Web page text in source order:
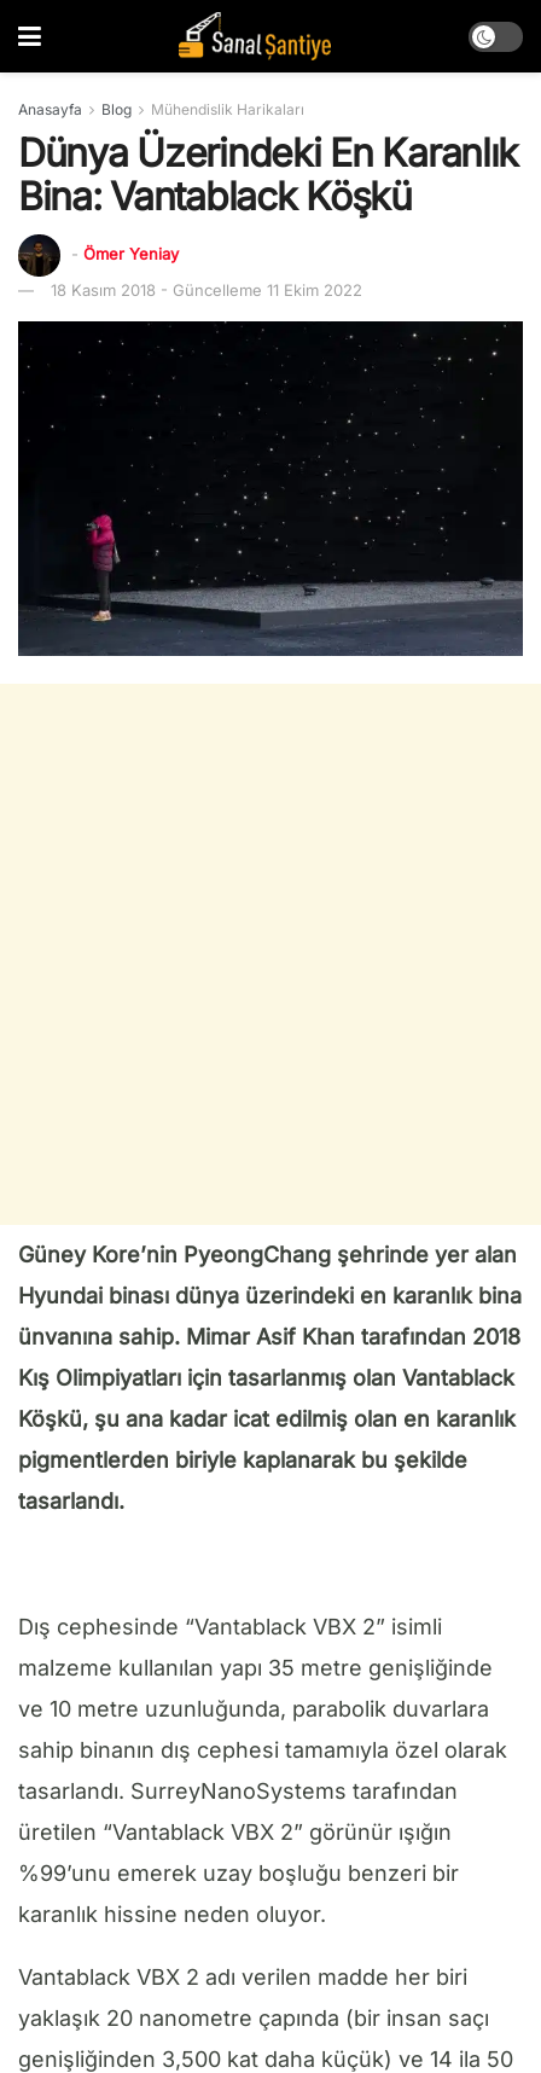
Anasayfa Blog Mühendislik Harikaları
Dünya Üzerindeki En Karanlık
Bina: Vantablack Köşkü
- Ömer Yeniay
18 Kasım 2018 - Güncelleme 11 Ekim 2022
Güney Kore’nin PyeongChang şehrinde yer alan
Hyundai binası dünya üzerindeki en karanlık bina
ünvanına sahip. Mimar Asif Khan tarafından 2018
Kış Olimpiyatları için tasarlanmış olan Vantablack
Köşkü, şu ana kadar icat edilmiş olan en karanlık
pigmentlerden biriyle kaplanarak bu şekilde
tasarlandı.
Dış cephesinde “Vantablack VBX 2” isimli
malzeme kullanılan yapı 35 metre genişliğinde
ve 10 metre uzunluğunda, parabolik duvarlara
sahip binanın dış cephesi tamamıyla özel olarak
tasarlandı. SurreyNanoSystems tarafından
üretilen “Vantablack VBX 2” görünür ışığın
%99’unu emerek uzay boşluğu benzeri bir
karanlık hissine neden oluyor.
Vantablack VBX 2 adı verilen madde her biri
yaklaşık 20 nanometre çapında (bir insan saçı
genişliğinden 3,500 kat daha küçük) ve 14 ila 50